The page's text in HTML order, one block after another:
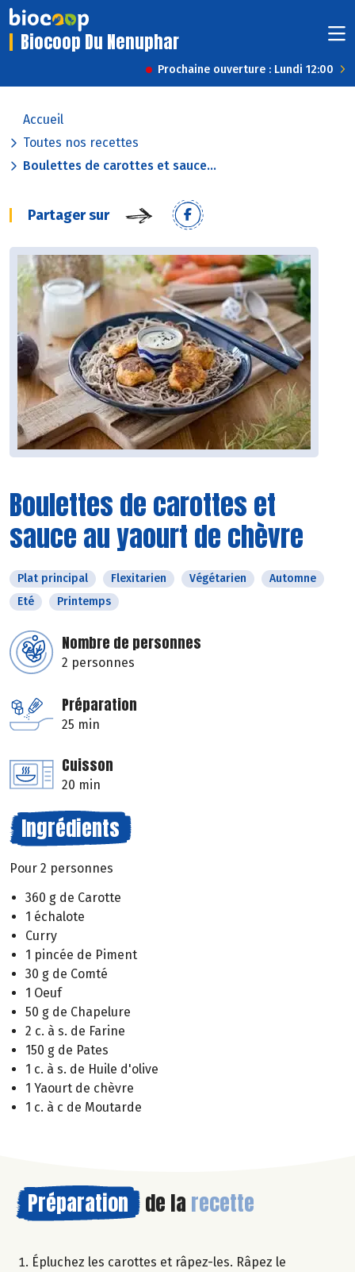
Biocoop Du Nenuphar
Prochaine ouverture : Lundi 12:00
Accueil
Toutes nos recettes
Boulettes de carottes et sauce...
Partager sur
Boulettes de carottes et
sauce au yaourt de chèvre
Plat principal Flexitarien Végétarien
Automne
Eté
Printemps
Nombre de personnes
2 personnes
Préparation
25 min
Cuisson
20 min
Ingrédients
Pour 2 personnes
360 g de Carotte
1 échalote
Curry
1 pincée de Piment
30 g de Comté
1 Oeuf
50 g de Chapelure
2 c. à s. de Farine
150 g de Pates
1 c. à s. de Huile d'olive
1 Yaourt de chèvre
1 c. à c de Moutarde
Préparation de la recette
Épluchez les carottes et râpez-les. Râpez le